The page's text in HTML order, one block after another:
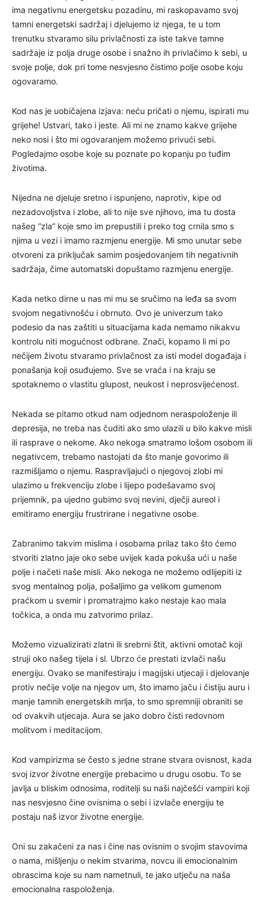
ima negativnu energetsku pozadinu, mi raskopavamo svoj
tamni energetski sadržaj i djelujemo iz njega, te u tom
trenutku stvaramo silu privlačnosti za iste takve tamne
sadržaje iz polja druge osobe i snažno ih privlačimo k sebi, u
svoje polje, dok pri tome nesvjesno čistimo polje osobe koju
ogovaramo.
Kod nas je uobičajena izjava: neću pričati o njemu, ispirati mu
grijehe! Ustvari, tako i jeste. Ali mi ne znamo kakve grijehe
neko nosi i što mi ogovaranjem možemo privući sebi.
Pogledajmo osobe koje su poznate po kopanju po tuđim
životima.
Nijedna ne djeluje sretno i ispunjeno, naprotiv, kipe od
nezadovoljstva i zlobe, ali to nije sve njihovo, ima tu dosta
našeg “zla” koje smo im prepustili i preko tog crnila smo s
njima u vezi i imamo razmjenu energije. Mi smo unutar sebe
otvoreni za priključak samim posjedovanjem tih negativnih
sadržaja, čime automatski dopuštamo razmjenu energije.
Kada netko dirne u nas mi mu se sručimo na leđa sa svom
svojom negativnošću i obrnuto. Ovo je univerzum tako
podesio da nas zaštiti u situacijama kada nemamo nikakvu
kontrolu niti mogućnost odbrane. Znači, kopamo li mi po
nečijem životu stvaramo privlačnost za isti model događaja i
ponašanja koji osuđujemo. Sve se vraća i na kraju se
spotaknemo o vlastitu glupost, neukost i neprosvijećenost.
Nekada se pitamo otkud nam odjednom neraspoloženje ili
depresija, ne treba nas čuditi ako smo ulazili u bilo kakve misli
ili rasprave o nekome. Ako nekoga smatramo lošom osobom ili
negativcem, trebamo nastojati da što manje govorimo ili
razmišljamo o njemu. Raspravljajući o njegovoj zlobi mi
ulazimo u frekvenciju zlobe i lijepo podešavamo svoj
prijemnik, pa ujedno gubimo svoj nevini, dječji aureol i
emitiramo energiju frustrirane i negativne osobe.
Zabranimo takvim mislima i osobama prilaz tako što ćemo
stvoriti zlatno jaje oko sebe uvijek kada pokuša ući u naše
polje i načeti naše misli. Ako nekoga ne možemo odlijepiti iz
svog mentalnog polja, pošaljimo ga velikom gumenom
praćkom u svemir i promatrajmo kako nestaje kao mala
točkica, a onda mu zatvorimo prilaz.
Možemo vizualizirati zlatni ili srebrni štit, aktivni omotač koji
struji oko našeg tijela i sl. Ubrzo će prestati izvlači našu
energiju. Ovako se manifestiraju i magijski utjecaji i djelovanje
protiv nečije volje na njegov um, što imamo jaču i čistiju auru i
manje tamnih energetskih mrlja, to smo spremniji obraniti se
od ovakvih utjecaja. Aura se jako dobro čisti redovnom
molitvom i meditacijom.
Kod vampirizma se često s jedne strane stvara ovisnost, kada
svoj izvor životne energije prebacimo u drugu osobu. To se
javlja u bliskim odnosima, roditelji su naši najčešći vampiri koji
nas nesvjesno čine ovisnima o sebi i izvlače energiju te
postaju naš izvor životne energije.
Oni su zakačeni za nas i čine nas ovisnim o svojim stavovima
o nama, mišljenju o nekim stvarima, novcu ili emocionalnim
obrascima koje su nam nametnuli, te jako utječu na naša
emocionalna raspoloženja.